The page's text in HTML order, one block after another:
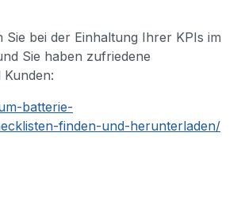
bei der Einhaltung Ihrer KPIs im
Sie haben zufriedene
batterie-
finden-und-herunterladen/